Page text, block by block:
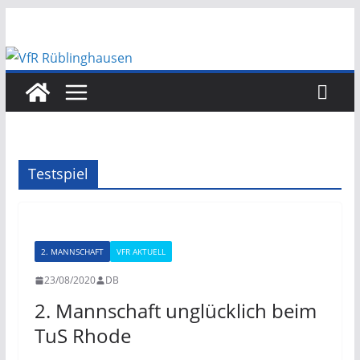
springen
Testspiel
2. MANNSCHAFT VFR AKTUELL
23/08/2020 DB
2. Mannschaft unglücklich beim
TuS Rhode